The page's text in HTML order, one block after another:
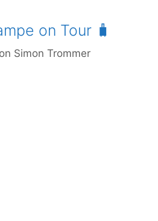
on Tour 🧳
Simon Trommer